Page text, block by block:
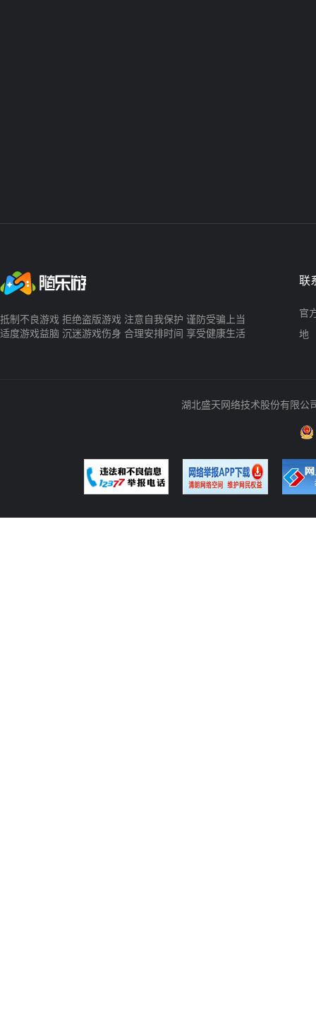
抵制不良游戏 拒绝盗版游戏 注意自我保护 谨防受骗上当
适度游戏益脑 沉迷游戏伤身 合理安排时间 享受健康生活
联
官
地
湖北盛天网络技术股份有限公